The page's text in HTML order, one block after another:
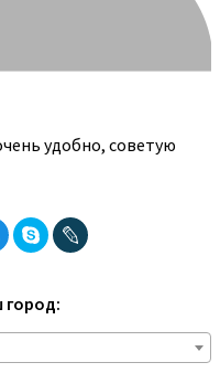
удобно, советую
город: